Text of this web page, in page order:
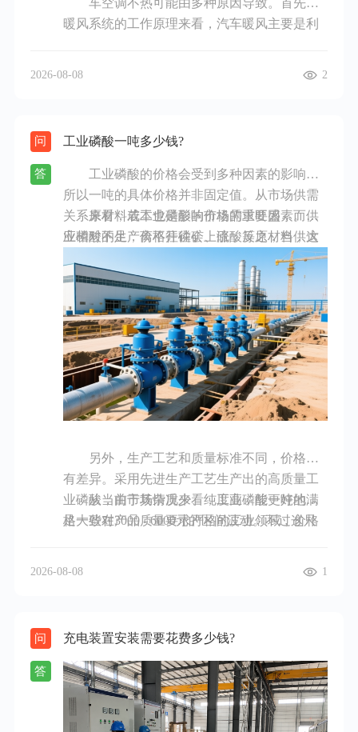
方，不影响店铺整体布局。不过，其初投资成
本较高，安装也较为复杂。此外，便利店在营
选出最适合的空调产品。
暖风系统的工作原理来看，汽车暖风主要是利
节温器故障也是常见原因之一。节温器的作用
是控制冷却液的循环路径，如果它出现故障，
冷却液可能无法正常进入暖风水箱，使得空调
无法吹出热风。这种情况一般需要更换节温器
来解决。暖风水箱堵塞也会造成空调不热。使
用时间久了，暖风水箱内部可能会积累杂质和
水垢，阻碍冷却液的流动。可以尝试对暖风水
箱进行清洗，如果堵塞严重，可能需要更换暖
风水箱。另外，空调系统的风道故障也不容忽
视。风道中的翻板如果不能正常打开或关闭，
会影响热风的输送。风道堵塞也会导致热风无
法顺利到达车内。你可以检查风道是否有异物
堵塞，如有则清理干净。同时，还要检查空调
控制面板是否正常工作，若控制面板出现故
空调不热。对于一些电子元件故障，可能需要
专业的诊断设备来检测和维修。总之，当车空
调不热时，可按上述方面逐一排查，若自己无
法解决，建议前往专业的汽车维修店进行检
2026-08-08 2
问 工业磷酸一吨多少钱?
答
工业磷酸的价格会受到多种因素的影响，
所以一吨的具体价格并非固定值。从市场供需
关系来看，若工业磷酸的市场需求旺盛，而供
应相对不足，价格往往会上涨；反之，当供大
于求时，价格则会下降。例如在某些工业生产
旺季，对工业磷酸的需求大增，其价格可能会
随之攀升。
原材料成本也是影响价格的重要因素。工
业磷酸的生产离不开磷矿、硫酸等原材料，这
些原材料价格的波动会直接传导到工业磷酸的
价格上。如果磷矿价格上涨，生产工业磷酸的
成本增加，那么其售价也会相应提高。
另外，生产工艺和质量标准不同，价格也
有差异。采用先进生产工艺生产出的高质量工
业磷酸，由于其杂质少、纯度高，能更好地满
足一些对产品质量要求严格的工业领域，价格
从当前市场情况来看，工业磷酸一吨的价
格大致在3000 - 6000元的区间波动。不过这只
范围。对于工程师和工厂采购负责人来说，在
购买工业磷酸时，需要密切关注市场动态，多
对比不同供应商的价格和产品质量，以获取最
具性价比的产品。
2026-08-08 1
问 充电装置安装需要花费多少钱?
答